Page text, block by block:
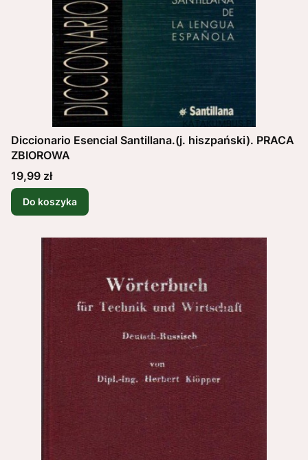
Diccionario Esencial Santillana.(j. hiszpański). PRACA
ZBIOROWA
Cena
19,99 zł
Do koszyka